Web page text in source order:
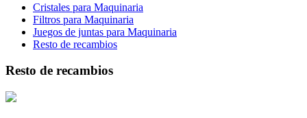
Cristales para Maquinaria
Filtros para Maquinaria
Juegos de juntas para Maquinaria
Resto de recambios
Resto de recambios